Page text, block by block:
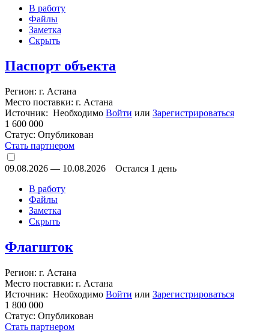
В работу
Файлы
Заметка
Скрыть
Паспорт объекта
Регион: г. Астана
Место поставки: г. Астана
Источник: Необходимо Войти или Зарегистрироваться
1 600 000
Статус: Опубликован
Стать партнером
09.08.2026 — 10.08.2026
Остался 1 день
В работу
Файлы
Заметка
Скрыть
Флагшток
Регион: г. Астана
Место поставки: г. Астана
Источник: Необходимо Войти или Зарегистрироваться
1 800 000
Статус: Опубликован
Стать партнером